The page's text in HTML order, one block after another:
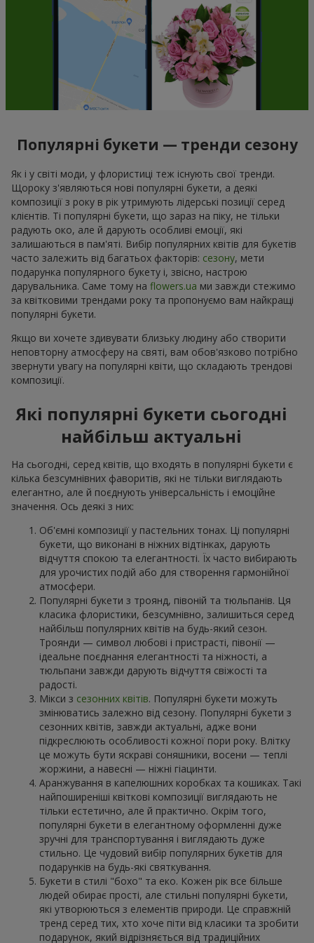
Популярні букети — тренди сезону
Як і у світі моди, у флористиці теж існують свої тренди.
Щороку з'являються нові популярні букети, а деякі
композиції з року в рік утримують лідерські позиції серед
клієнтів. Ті популярні букети, що зараз на піку, не тільки
радують око, але й дарують особливі емоції, які
залишаються в пам'яті. Вибір популярних квітів для букетів
часто залежить від багатьох факторів: сезону, мети
подарунка популярного букету і, звісно, настрою
дарувальника. Саме тому на flowers.ua ми завжди стежимо
за квітковими трендами року та пропонуємо вам найкращі
популярні букети.
Якщо ви хочете здивувати близьку людину або створити
неповторну атмосферу на святі, вам обов'язково потрібно
звернути увагу на популярні квіти, що складають трендові
композиції.
Які популярні букети сьогодні
найбільш актуальні
На сьогодні, серед квітів, що входять в популярні букети є
кілька безсумнівних фаворитів, які не тільки виглядають
елегантно, але й поєднують універсальність і емоційне
значення. Ось деякі з них:
Об'ємні композиції у пастельних тонах. Ці популярні
букети, що виконані в ніжних відтінках, дарують
відчуття спокою та елегантності. Їх часто вибирають
для урочистих подій або для створення гармонійної
атмосфери.
Популярні букети з троянд, півоній та тюльпанів. Ця
класика флористики, безсумнівно, залишиться серед
найбільш популярних квітів на будь-який сезон.
Троянди — символ любові і пристрасті, півонії —
ідеальне поєднання елегантності та ніжності, а
тюльпани завжди дарують відчуття свіжості та
радості.
Мікси з сезонних квітів. Популярні букети можуть
змінюватись залежно від сезону. Популярні букети з
сезонних квітів, завжди актуальні, адже вони
підкреслюють особливості кожної пори року. Влітку
це можуть бути яскраві соняшники, восени — теплі
жоржини, а навесні — ніжні гіацинти.
Аранжування в капелюшних коробках та кошиках. Такі
найпоширеніші квіткові композиції виглядають не
тільки естетично, але й практично. Окрім того,
популярні букети в елегантному оформленні дуже
зручні для транспортування і виглядають дуже
стильно. Це чудовий вибір популярних букетів для
подарунків на будь-які святкування.
Букети в стилі "бохо" та еко. Кожен рік все більше
людей обирає прості, але стильні популярні букети,
які утворюються з елементів природи. Це справжній
тренд серед тих, хто хоче піти від класики та зробити
подарунок, який відрізняється від традиційних